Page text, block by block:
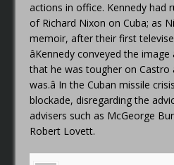
actions in office. Kennedy had
of Richard Nixon on Cuba; as
memoir, after their first
âKennedy conveyed the image
that he was tougher on
was.â In the Cuban missile
blockade, disregarding the
advisers such as McGeorge
Robert Lovett.